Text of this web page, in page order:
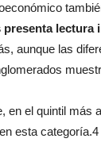
presenta lectura
aunque las
en el quintil más
esta categoría.4